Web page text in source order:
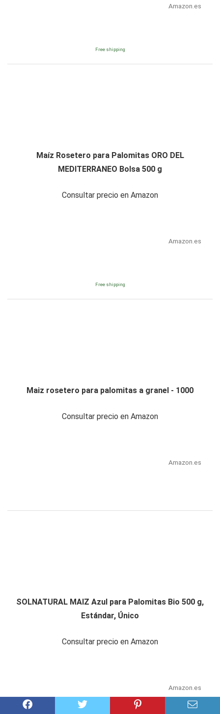
Amazon.es
Free shipping
Maíz Rosetero para Palomitas ORO DEL
MEDITERRANEO Bolsa 500 g
Consultar precio en Amazon
Amazon.es
Free shipping
Maiz rosetero para palomitas a granel - 1000
Consultar precio en Amazon
Amazon.es
SOLNATURAL MAIZ Azul para Palomitas Bio 500 g,
Estándar, Único
Consultar precio en Amazon
Amazon.es